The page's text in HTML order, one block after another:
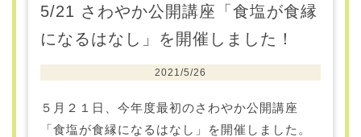
5/21 さわやか公開講座「食塩が食縁
になるはなし」を開催しました！
2021/5/26
５月２１日、今年度最初のさわやか公開講座
「食塩が食縁になるはなし」を開催しました。